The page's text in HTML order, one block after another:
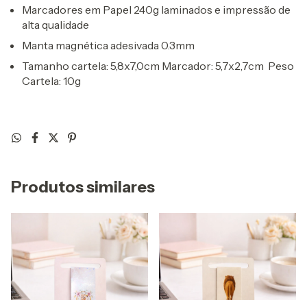
Marcadores em Papel 240g laminados e impressão de
alta qualidade
Manta magnética adesivada 0.3mm
Tamanho cartela: 5,8x7,0cm Marcador: 5,7x2,7cm Peso
Cartela: 10g
Produtos similares